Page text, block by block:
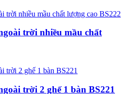
trời nhiều mầu chất
trời 2 ghế 1 bàn BS221